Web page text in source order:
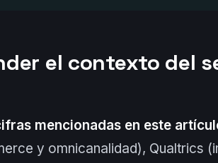
el contexto del
mencionadas en este
y omnicanalidad), Qualtrics